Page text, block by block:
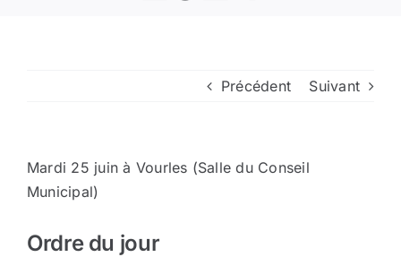
Précédent Suivant
Mardi 25 juin à Vourles (Salle du Conseil
Municipal)
Ordre du jour